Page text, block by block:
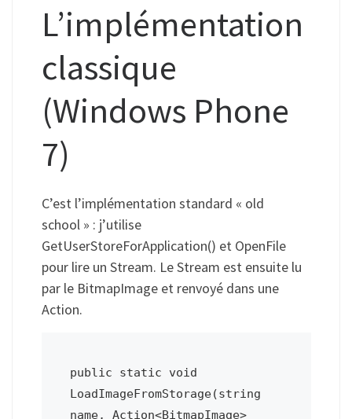
L’implémentation
classique
(Windows Phone
7)
C’est l’implémentation standard « old
school » : j’utilise
GetUserStoreForApplication() et OpenFile
pour lire un Stream. Le Stream est ensuite lu
par le BitmapImage et renvoyé dans une
Action.
public static void
LoadImageFromStorage(string
name, Action<BitmapImage>